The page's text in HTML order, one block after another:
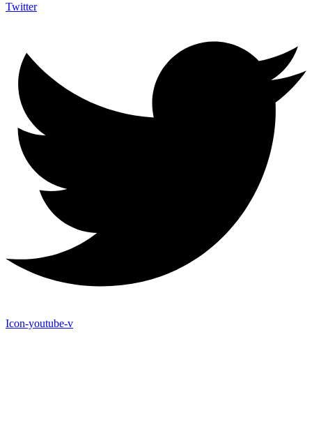
Twitter
Icon-youtube-v